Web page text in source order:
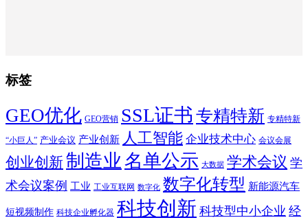
标签
GEO优化 GEO营销 SSL证书 专精特新 专精特新
“小巨人” 产业会议 产业创新 人工智能 企业技术中心 会议会展
创业创新制造业 名单公示 大数据 学术会议 学
术会议案例 工业 工业互联网 数字化 数字化转型 新能源汽车
短视频制作 科技企业孵化器 科技创新 科技型中小企业 经